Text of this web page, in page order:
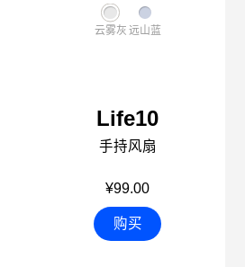
云雾灰 远山蓝
Life10
手持风扇
¥99.00
购买